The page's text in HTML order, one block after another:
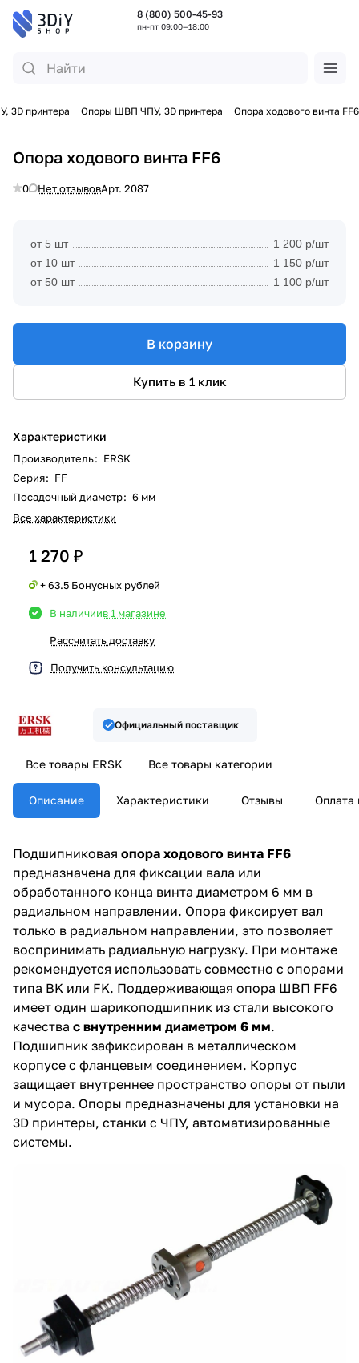
8 (800) 500-45-93
пн-пт 09:00—18:00
3D принтера Опоры ШВП ЧПУ, 3D принтера Опора ходового винта FF6
Опора ходового винта FF6
0 Нет отзывовАрт. 2087
от 5 шт
1 200 р/шт
от 10 шт
1 150 р/шт
от 50 шт
1 100 р/шт
В корзину
Купить в 1 клик
Характеристики
Производитель: ERSK
Серия: FF
Посадочный диаметр: 6 мм
Все характеристики
1 270 ₽
+ 63.5 Бонусных рублей
В наличиив 1 магазине
Рассчитать доставку
Получить консультацию
Официальный поставщик
Все товары ERSK Все товары категории
Описание Характеристики Отзывы Оплата
Подшипниковая опора ходового винта FF6
предназначена для фиксации вала или
обработанного конца винта диаметром 6 мм в
радиальном направлении. Опора фиксирует вал
только в радиальном направлении, это позволяет
воспринимать радиальную нагрузку. При монтаже
рекомендуется использовать совместно с опорами
типа BK или FK. Поддерживающая опора ШВП FF6
имеет один шарикоподшипник из стали высокого
качества с внутренним диаметром 6 мм.
Подшипник зафиксирован в металлическом
корпусе с фланцевым соединением. Корпус
защищает внутреннее пространство опоры от пыли
и мусора. Опоры предназначены для установки на
3D принтеры, станки с ЧПУ, автоматизированные
системы.